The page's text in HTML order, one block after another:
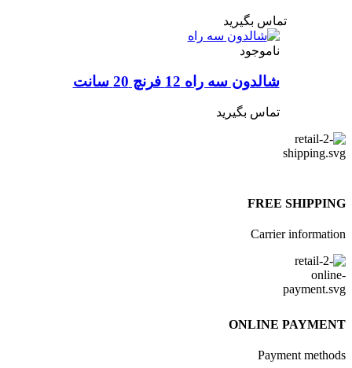
تماس بگیرید
ناموجود
شالدون سه راه 12 فرنچ 20 سانت
تماس بگیرید
FREE
Carrier
ONLINE
Payment